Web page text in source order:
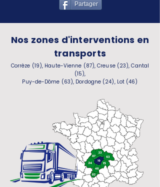
Partager
Nos zones d'interventions en
transports
Corrèze (19), Haute-Vienne (87), Creuse (23), Cantal
(15),
Puy-de-Dôme (63), Dordogne (24), Lot (46)